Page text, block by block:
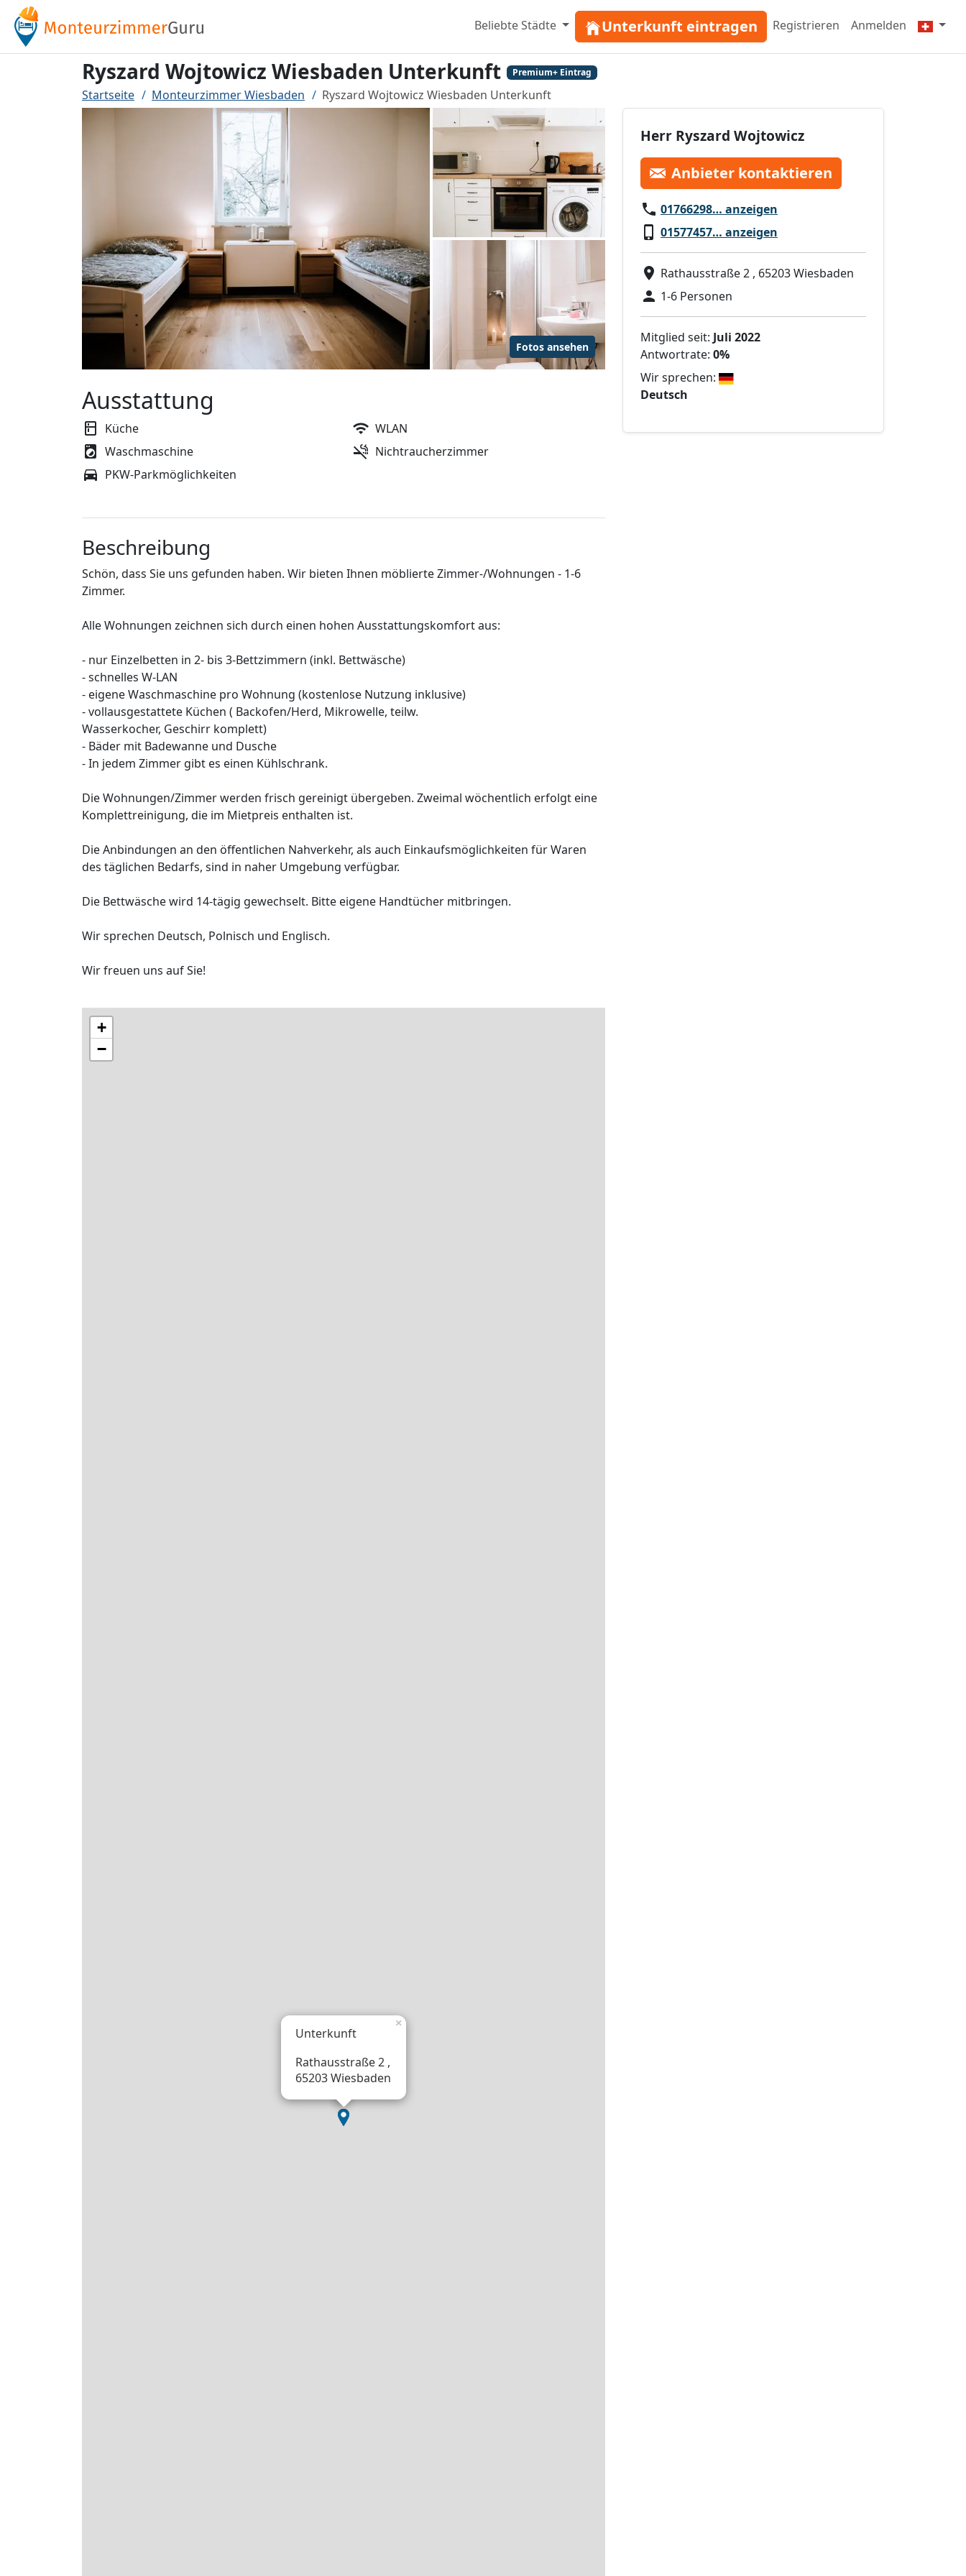
Beliebte Städte Unterkunft eintragen Registrieren Anmelden
Ryszard Wojtowicz Wiesbaden Unterkunft Premium+ Eintrag
Startseite Monteurzimmer Wiesbaden Ryszard Wojtowicz Wiesbaden Unterkunft
Fotos ansehen
Herr Ryszard Wojtowicz
Anbieter kontaktieren
01766298… anzeigen
01577457… anzeigen
Rathausstraße 2 , 65203 Wiesbaden
1-6 Personen
Mitglied seit: Juli 2022
Antwortrate: 0%
Wir sprechen:
Deutsch
Ausstattung
Küche
WLAN
Waschmaschine
Nichtraucherzimmer
PKW-Parkmöglichkeiten
Beschreibung
Schön, dass Sie uns gefunden haben. Wir bieten Ihnen möblierte Zimmer-/Wohnungen - 1-6
Zimmer.
Alle Wohnungen zeichnen sich durch einen hohen Ausstattungskomfort aus:
- nur Einzelbetten in 2- bis 3-Bettzimmern (inkl. Bettwäsche)
- schnelles W-LAN
- eigene Waschmaschine pro Wohnung (kostenlose Nutzung inklusive)
- vollausgestattete Küchen ( Backofen/Herd, Mikrowelle, teilw.
Wasserkocher, Geschirr komplett)
- Bäder mit Badewanne und Dusche
- In jedem Zimmer gibt es einen Kühlschrank.
Die Wohnungen/Zimmer werden frisch gereinigt übergeben. Zweimal wöchentlich erfolgt eine
Komplettreinigung, die im Mietpreis enthalten ist.
Die Anbindungen an den öffentlichen Nahverkehr, als auch Einkaufsmöglichkeiten für Waren
des täglichen Bedarfs, sind in naher Umgebung verfügbar.
Die Bettwäsche wird 14-tägig gewechselt. Bitte eigene Handtücher mitbringen.
Wir sprechen Deutsch, Polnisch und Englisch.
Wir freuen uns auf Sie!
Unterkunft
Rathausstraße 2 ,
65203 Wiesbaden
×
+
−